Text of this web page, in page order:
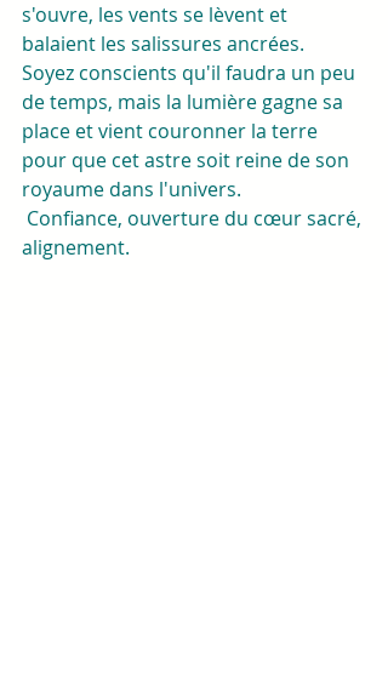
s'ouvre, les vents se lèvent et
balaient les salissures ancrées.
Soyez conscients qu'il faudra un peu
de temps, mais la lumière gagne sa
place et vient couronner la terre
pour que cet astre soit reine de son
royaume dans l'univers.
alignement.